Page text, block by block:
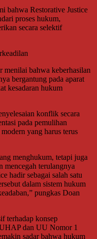
bahwa Restorative Justice
proses hukum,
secara selektif
menilai bahwa keberhasilan
bergantung pada aparat
kesadaran hukum
konflik secara
pada pemulihan
yang harus terus
menghukum, tetapi juga
mencegah terulangnya
hadir sebagai salah satu
dalam sistem hukum
pungkas Doan
terhadap konsep
dan UU Nomor 1
sadar bahwa hukum